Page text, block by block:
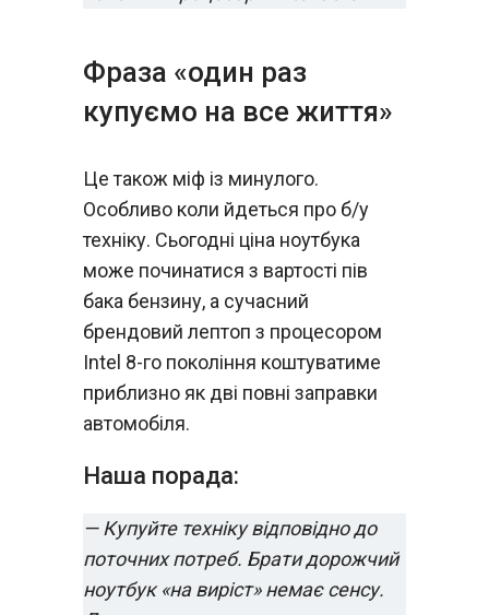
Фраза «один раз
купуємо на все життя»
Це також міф із минулого.
Особливо коли йдеться про б/у
техніку. Сьогодні ціна ноутбука
може починатися з вартості пів
бака бензину, а сучасний
брендовий лептоп з процесором
Intel 8-го покоління коштуватиме
приблизно як дві повні заправки
автомобіля.
Наша порада:
— Купуйте техніку відповідно до
поточних потреб. Брати дорожчий
ноутбук «на виріст» немає сенсу.